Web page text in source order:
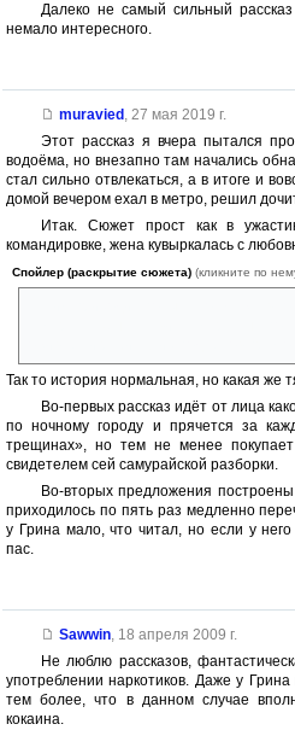
Далеко не самый сильный
немало интересного.
muravied , 27 мая 2019 г.
Этот рассказ я вчера пытался
водоёма, но внезапно там начались
стал сильно отвлекаться, а в итоге и
домой вечером ехал в метро, решил
Итак. Сюжет прост как в
командировке, жена кувыркалась с
Спойлер (раскрытие сюжета) (кликните по
Так то история нормальная, но какая же
Во-первых рассказ идёт от лица
по ночному городу и прячется за
трещинах», но тем не менее
свидетелем сей самурайской разборки.
Во-вторых предложения
приходилось по пять раз медленно
у Грина мало, что читал, но если у
пас.
Sawwin, 18 апреля 2009 г.
Не люблю рассказов,
употреблении наркотиков. Даже у
тем более, что в данном случае
кокаина.